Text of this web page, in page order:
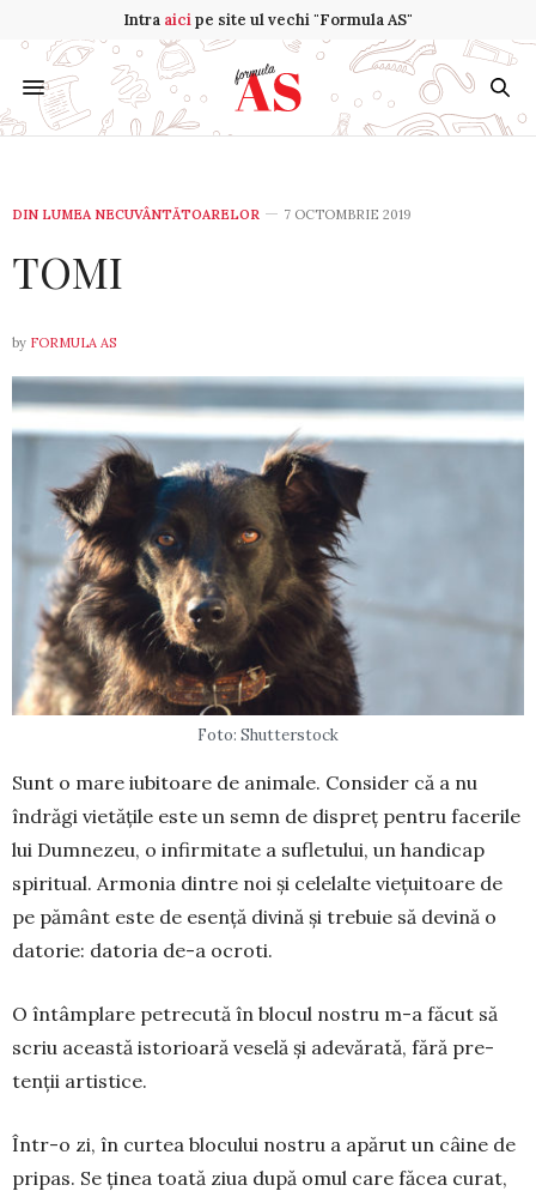
Intra aicipe site ul vechi "Formula AS"
DIN LUMEA NECUVÂNTĂTOARELOR 7 OCTOMBRIE 2019
TOMI
by FORMULA AS
Foto: Shutterstock
Sunt o mare iubitoare de animale. Consider că a nu
îndrăgi vietățile este un semn de dispreț pen­tru facerile
lui Dumnezeu, o infirmitate a su­fle­tului, un handicap
spiritual. Armonia dintre noi și ce­le­lal­te viețuitoare de
pe pă­mânt este de esență divină și trebuie să devină o
da­torie: datoria de-a ocroti.
O întâmplare petrecută în blocul nostru m-a făcut să
scriu această istorioară veselă și adevărată, fără pre­
tenții artistice.
Într-o zi, în curtea blo­cu­lui nostru a apărut un câi­ne de
pripas. Se ținea toată ziua după omul care făcea cu­rat,